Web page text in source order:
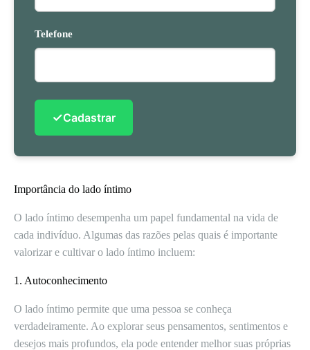
Telefone
✓Cadastrar
Importância do lado íntimo
O lado íntimo desempenha um papel fundamental na vida de
cada indivíduo. Algumas das razões pelas quais é importante
valorizar e cultivar o lado íntimo incluem:
1. Autoconhecimento
O lado íntimo permite que uma pessoa se conheça
verdadeiramente. Ao explorar seus pensamentos, sentimentos e
desejos mais profundos, ela pode entender melhor suas próprias